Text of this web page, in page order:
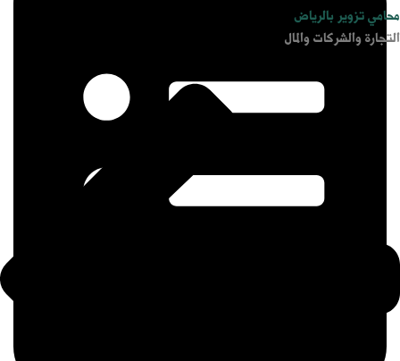
محامي تزوير بالرياض
التجارة والشركات والمال